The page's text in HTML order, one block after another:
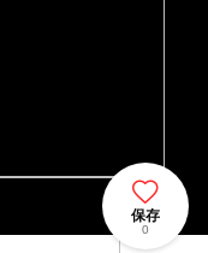
保存
0